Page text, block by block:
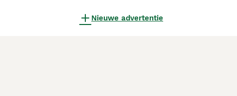
Nieuwe advertentie